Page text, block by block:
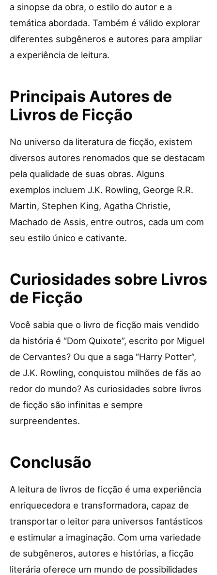
a sinopse da obra, o estilo do autor e a
temática abordada. Também é válido explorar
diferentes subgêneros e autores para ampliar
a experiência de leitura.
Principais Autores de
Livros de Ficção
No universo da literatura de ficção, existem
diversos autores renomados que se destacam
pela qualidade de suas obras. Alguns
exemplos incluem J.K. Rowling, George R.R.
Martin, Stephen King, Agatha Christie,
Machado de Assis, entre outros, cada um com
seu estilo único e cativante.
Curiosidades sobre Livros
de Ficção
Você sabia que o livro de ficção mais vendido
da história é “Dom Quixote”, escrito por Miguel
de Cervantes? Ou que a saga “Harry Potter”,
de J.K. Rowling, conquistou milhões de fãs ao
redor do mundo? As curiosidades sobre livros
de ficção são infinitas e sempre
surpreendentes.
Conclusão
A leitura de livros de ficção é uma experiência
enriquecedora e transformadora, capaz de
transportar o leitor para universos fantásticos
e estimular a imaginação. Com uma variedade
de subgêneros, autores e histórias, a ficção
literária oferece um mundo de possibilidades